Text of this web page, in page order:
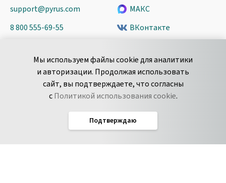
Мы используем файлы cookie для аналитики
и авторизации. Продолжая использовать
сайт, вы подтверждаете, что согласны
сПолитикой использования cookie.
Подтверждаю
support@pyrus.com
8 800 555-69-55
пн-пт с 9 до 18 часов (Мск)
Сообщить об
уязвимости
МАКС
ВКонтакте
Spark
Дзен
Соглашение об обработке данных